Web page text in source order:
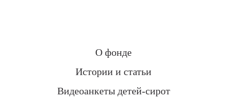
О фонде
Истории и статьи
Видеоанкеты детей-сирот